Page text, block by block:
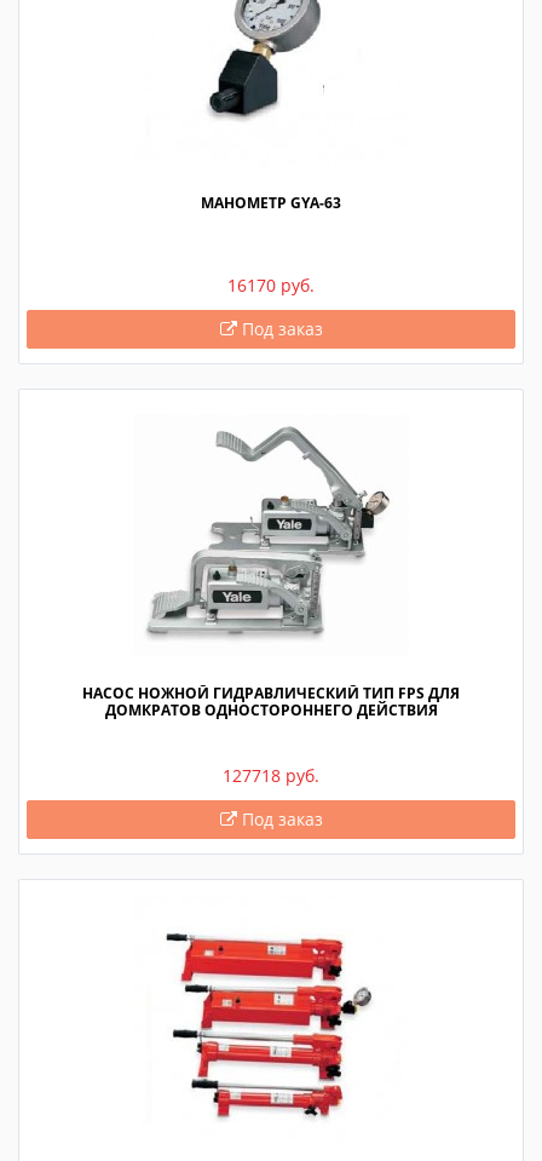
МАНОМЕТР GYA-63
16170 руб.
Под заказ
НАСОС НОЖНОЙ ГИДРАВЛИЧЕСКИЙ ТИП FPS ДЛЯ
ДОМКРАТОВ ОДНОСТОРОННЕГО ДЕЙСТВИЯ
127718 руб.
Под заказ